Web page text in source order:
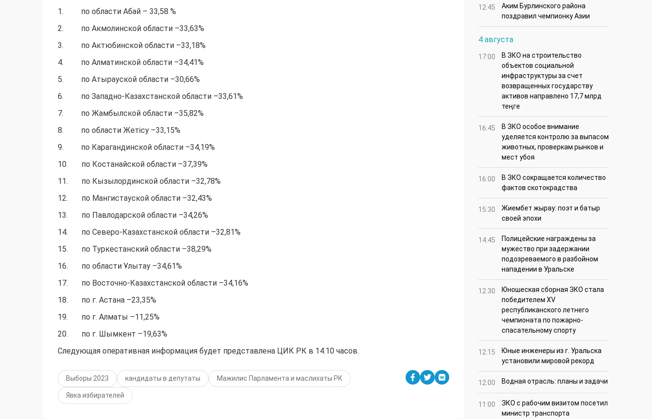
1. по области Абай – 33,58 %
2. по Акмолинской области –33,63%
3. по Актюбинской области –33,18%
4. по Алматинской области –34,41%
5. по Атырауской области –30,66%
6. по Западно-Казахстанской области –33,61%
7. по Жамбылской области –35,82%
8. по области Жетісу –33,15%
9. по Карагандинской области –34,19%
10. по Костанайской области –37,39%
11. по Кызылординской области –32,78%
12. по Мангистауской области –32,43%
13. по Павлодарской области –34,26%
14. по Северо-Казахстанской области –32,81%
15. по Туркестанский области –38,29%
16. по области Ұлытау –34,61%
17. по Восточно-Казахстанской области –34,16%
18. по г. Астана –23,35%
19. по г. Алматы –11,25%
20. по г. Шымкент –19,63%
Следующая оперативная информация будет представлена ЦИК РК в 14.10 часов.
Выборы 2023 кандидаты в депутаты Мажилис Парламента и маслихаты РК
Явка избирателей
12:45
Аким Бурлинского района
поздравил чемпионку Азии
4 августа
17:00
В ЗКО на строительство
объектов социальной
инфраструктуры за счет
возвращенных государству
активов направлено 17,7 млрд
теңге
16:45
В ЗКО особое внимание
уделяется контролю за выпасом
животных, проверкам рынков и
мест убоя
16:00
В ЗКО сокращается количество
фактов скотокрадства
15:30
Жиембет жырау: поэт и батыр
своей эпохи
14:45
Полицейские награждены за
мужество при задержании
подозреваемого в разбойном
нападении в Уральске
12:30
Юношеская сборная ЗКО стала
победителем XV
республиканского летнего
чемпионата по пожарно-
спасательному спорту
12:15
Юные инженеры из г. Уральска
установили мировой рекорд
12:00 Водная отрасль: планы и задачи
11:00
ЗКО с рабочим визитом посетил
министр транспорта